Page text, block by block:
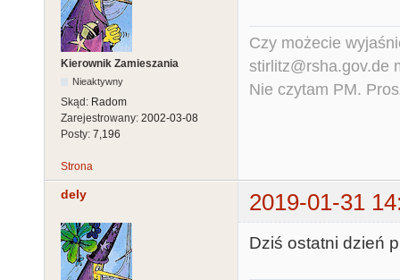
Kierownik Zamieszania
Nieaktywny
Skąd: Radom
Zarejestrowany: 2002-03-08
Posty: 7,196
Czy możecie
stirlitz@rsha.gov.de
Nie czytam PM.
Strona
dely 2019-01-31
Dziś ostatni dzień